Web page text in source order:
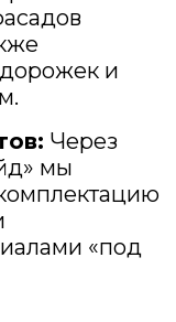
и
Через
мы
«под